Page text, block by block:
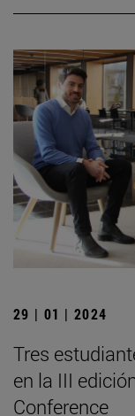
29 | 01 | 2024
Tres
en la III
Conference